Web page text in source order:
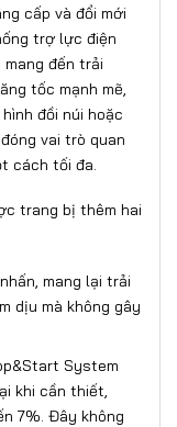
cấp và đổi mới
trợ lực điện
đến trải
tốc mạnh mẽ,
đồi núi hoặc
vai trò quan
cách tối đa.
trang bị thêm hai
mang lại trải
dịu mà không gây
System
khi cần thiết,
7%. Đây không